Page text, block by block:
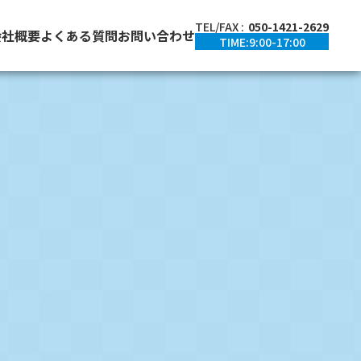
概要よくある質問お問い合わせTEL/FAX : 050-1421-2629
TIME:9:00-17:00